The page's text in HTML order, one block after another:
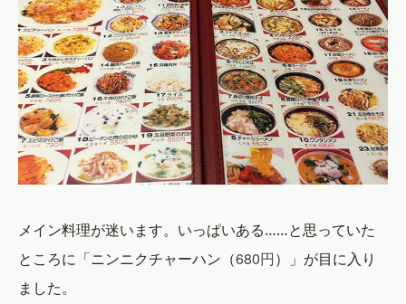
メイン料理が迷います。いっぱいある……と思っていた
ところに「ニンニクチャーハン（680円）」が目に入り
ました。